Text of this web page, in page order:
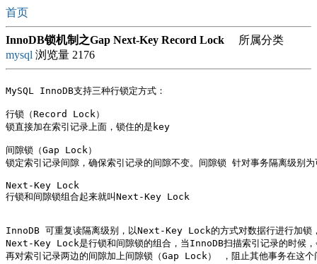
首页
InnoDB锁机制之Gap Next-Key Record Lock 所属分类
mysql 浏览量 2176
MySQL InnoDB支持三种行锁定方式：
行锁（Record Lock）
锁直接加在索引记录上面，锁住的是key
间隙锁（Gap Lock）
锁定索引记录间隙，确保索引记录的间隙不变。间隙锁 针对事务隔离级别
Next-Key Lock
行锁和间隙锁组合起来就叫Next-Key Lock
InnoDB 可重复读隔离级别，以Next-Key Lock的方式对数据行进行加锁
Next-Key Lock是行锁和间隙锁的组合，当InnoDB扫描索引记录的时候
再对索引记录两边的间隙加上间隙锁（Gap Lock） ，阻止其他事务在这个